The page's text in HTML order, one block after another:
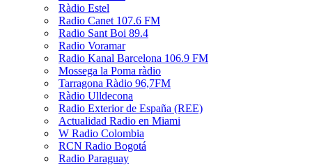
Ràdio Estel
Radio Canet 107.6 FM
Radio Sant Boi 89.4
Radio Voramar
Radio Kanal Barcelona 106.9 FM
Mossega la Poma ràdio
Tarragona Ràdio 96,7FM
Ràdio Ulldecona
Radio Exterior de España (REE)
Actualidad Radio en Miami
W Radio Colombia
RCN Radio Bogotá
Radio Paraguay